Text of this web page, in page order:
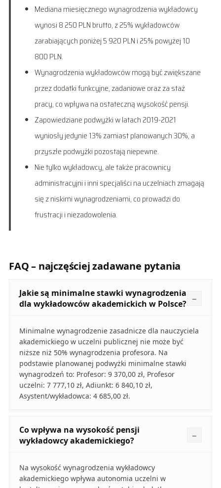
Mediana miesięcznego wynagrodzenia wykładowcy
wynosi 8 250 PLN brutto, z 25% wykładowców
zarabiających poniżej 5 920 PLN i 25% powyżej 10
800 PLN.
Wynagrodzenia wykładowców mogą być zwiększane
przez dodatki funkcyjne, zadaniowe oraz za staż
pracy, co wpływa na ostateczną wysokość pensji.
Zapowiedziane podwyżki w latach 2019-2021
wyniosły jedynie 13% zamiast planowanych 30%, a
przyszłe podwyżki pozostają niepewne.
Nie tylko wykładowcy, ale także pracownicy
administracyjni i inni specjaliści na uczelniach zmagają
się z niskimi wynagrodzeniami, co prowadzi do
frustracji i niezadowolenia.
FAQ – najczęściej zadawane pytania
Jakie są minimalne stawki wynagrodzenia
dla wykładowców akademickich w Polsce?
Minimalne wynagrodzenie zasadnicze dla nauczyciela
akademickiego w uczelni publicznej nie może być
niższe niż 50% wynagrodzenia profesora. Na
podstawie planowanej podwyżki minimalne stawki
wynagrodzeń to: Profesor: 9 370,00 zł, Profesor
uczelni: 7 777,10 zł, Adiunkt: 6 840,10 zł,
Asystent/wykładowca: 4 685,00 zł.
Co wpływa na wysokość pensji
wykładowcy akademickiego?
Na wysokość wynagrodzenia wykładowcy
akademickiego wpływa autonomia uczelni w